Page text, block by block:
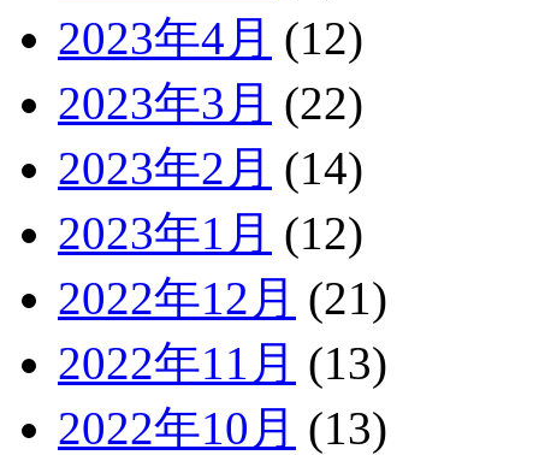
2023年4月 (12)
2023年3月 (22)
2023年2月 (14)
2023年1月 (12)
2022年12月 (21)
2022年11月 (13)
2022年10月 (13)